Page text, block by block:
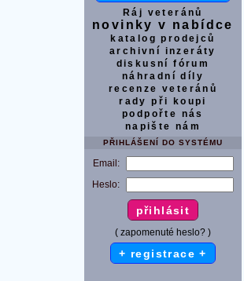
Ráj veteránů
novinky v nabídce
katalog prodejců
archivní inzeráty
diskusní fórum
náhradní díly
recenze veteránů
rady při koupi
podpořte nás
napište nám
PŘIHLÁŠENÍ DO SYSTÉMU
Email:
Heslo:
( zapomenuté heslo? )
+ registrace +